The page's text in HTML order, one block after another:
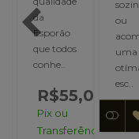
da
Esporão
que todos
conhe..
R$55,00
Pix ou
Transferência:
ou
uma
esc..